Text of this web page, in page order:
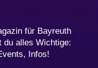
für Bayreuth
du alles Wichtige:
Infos!